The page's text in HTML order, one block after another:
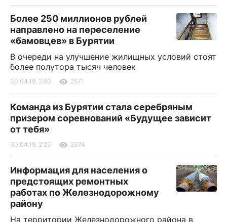
Более 250 миллионов рублей
направлено на переселение
«бамовцев» в Бурятии
В очереди на улучшение жилищных условий стоят
более полутора тысяч человек
30.04.19, 2:50 2571
Команда из Бурятии стала серебряным
призером соревнований «Будущее зависит
от тебя»
30.04.19, 2:23 2374
Информация для населения о
предстоящих ремонтных
работах по Железнодорожному
району
На территории Железнодорожного района в